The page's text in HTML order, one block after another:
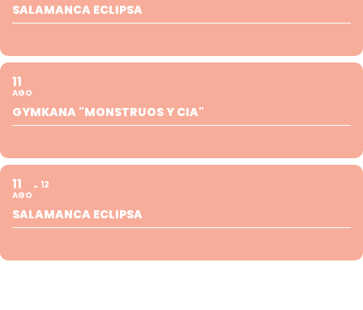
SALAMANCA ECLIPSA
11
AGO
GYMKANA "MONSTRUOS Y CIA"
11
AGO
12
SALAMANCA ECLIPSA